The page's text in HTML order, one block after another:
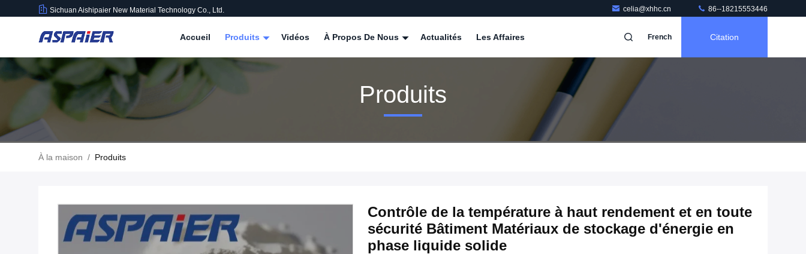
Sichuan Aishipaier New Material Technology Co., Ltd. celia@xhhc.cn 86--18215553446
Accueil Produits Vidéos À Propos De Nous Actualités Les Affaires French Citation
Produits
À la maison / Produits
Contrôle de la température à haut rendement et en toute
sécurité Bâtiment Matériaux de stockage d'énergie en
phase liquide solide